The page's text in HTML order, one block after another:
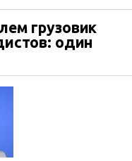
грузовик
один